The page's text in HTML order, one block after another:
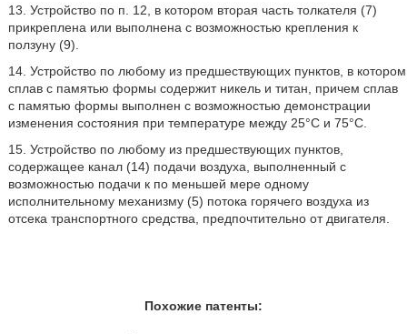
13. Устройство по п. 12, в котором вторая часть толкателя (7)
прикреплена или выполнена с возможностью крепления к
ползуну (9).
14. Устройство по любому из предшествующих пунктов, в котором
сплав с памятью формы содержит никель и титан, причем сплав
с памятью формы выполнен с возможностью демонстрации
изменения состояния при температуре между 25°C и 75°C.
15. Устройство по любому из предшествующих пунктов,
содержащее канал (14) подачи воздуха, выполненный с
возможностью подачи к по меньшей мере одному
исполнительному механизму (5) потока горячего воздуха из
отсека транспортного средства, предпочтительно от двигателя.
Похожие патенты: